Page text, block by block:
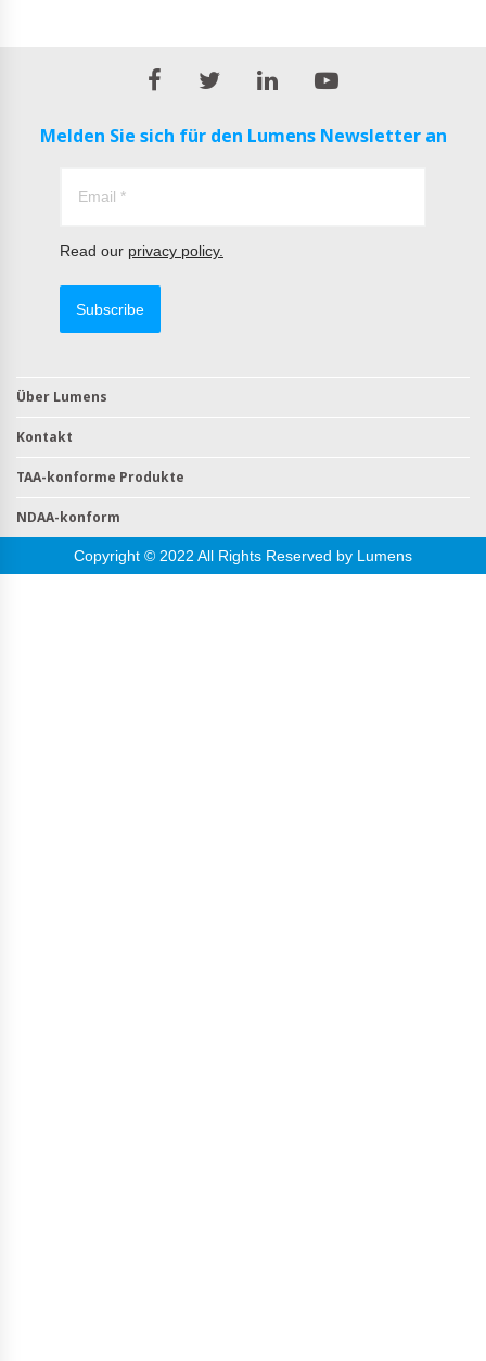
Melden Sie sich für den Lumens Newsletter an
Read our privacy policy.
Subscribe
Über Lumens
Kontakt
TAA-konforme Produkte
NDAA-konform
Copyright © 2022 All Rights Reserved by Lumens